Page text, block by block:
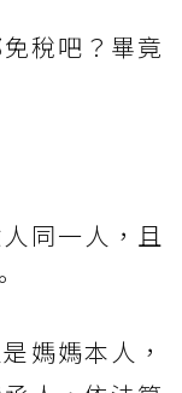
稅吧？畢竟
同一人，且
。
媽媽本人，